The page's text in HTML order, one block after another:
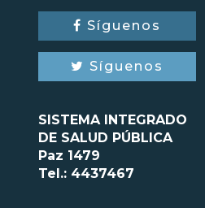
Síguenos
Síguenos
SISTEMA INTEGRADO
DE SALUD PÚBLICA
Paz 1479
Tel.: 4437467